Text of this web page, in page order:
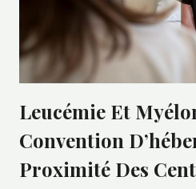
Leucémie Et
Convention
Proximité Des